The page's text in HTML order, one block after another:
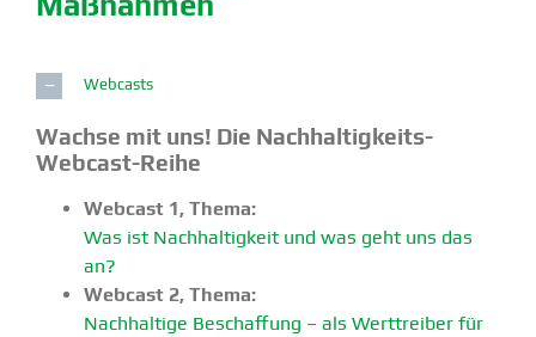
Webcasts
Wachse mit uns! Die Nachhal­tig­keits-
Webcast-Reihe
Webcast 1, Thema:
Was ist Nachhal­tigkeit und was geht uns das
an?
Webcast 2, Thema:
Nachhaltige Beschaffung – als Werttreiber für